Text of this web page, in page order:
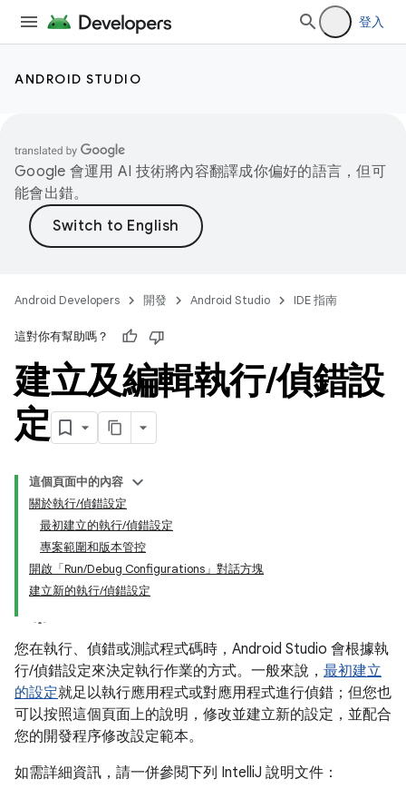
登入
ANDROID STUDIO
Google 會運用 AI 技術將內容翻譯成你偏好的語言，但可
能會出錯。
Android Developers 開發 Android Studio IDE 指南
這對你有幫助嗎？
建立及編輯執行/偵錯設
定
這個頁面中的內容
關於執行/偵錯設定
最初建立的執行/偵錯設定
專案範圍和版本管控
開啟「Run/Debug Configurations」對話方塊
建立新的執行/偵錯設定
您在執行、偵錯或測試程式碼時，Android Studio 會根據執
行/偵錯設定來決定執行作業的方式。一般來說， 最初建立
的設定就足以執行應用程式或對應用程式進行偵錯；但您也
可以按照這個頁面上的說明，修改並建立新的設定，並配合
您的開發程序修改設定範本。
如需詳細資訊，請一併參閱下列 IntelliJ 說明文件：